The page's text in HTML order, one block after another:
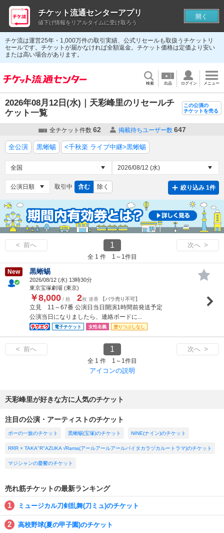
チケ流は運営25年・1,000万件の取引実績、公式リセールも取扱うチケットリ
セールです。チケットが届かなければ全額返金。チケット価格は定価より安い
または高い場合があります。
検索 出品 ログイン メニュー
2026年08月12日(水)｜天彩峰里のリセールチ
ケット一覧
この公演の
チケットを売る
全チケット件数 62 掲載待ちユーザー数 647
全公演 黒蜥蜴 <千秋楽 ライブ中継>黒蜥蜴
取引中 含む 除く 絞り込み 1件
< 前へ 1 次へ >
全 1 件 1～1件目
New 黒蜥蜴
2026/08/12 (水) 13時30分
東京宝塚劇場 (東京)
￥8,000 / 枚 2枚 連番 【バラ売り不可】
立見 11～67番 公演日当日開演1時間前発送予定
公演当日になりましたら、連絡ボードに...
電子チケット 女性名義 塗りつぶしなし
< 前へ 1 次へ >
全 1 件 1～1件目
アイコンの説明
天彩峰里が好きな方に人気のチケット
注目の公演・アーティストのチケット
ポーの一族のチケット 黒蜥蜴(宝塚)のチケット NINE(ナイン)のチケット
RRR × TAKA"R"AZUKA √Rama(アールアールアールバイタカラヅカルートラマ)のチケット
マジシャンの憂鬱のチケット
売れ筋チケットの最新ランキング
ミュージカル刀剣乱舞(刀ミュ)のチケット
高校野球(夏の甲子園)のチケット
チケット流通センターアプリ
値下げ情報をリアルタイムに受け取ろう
開く